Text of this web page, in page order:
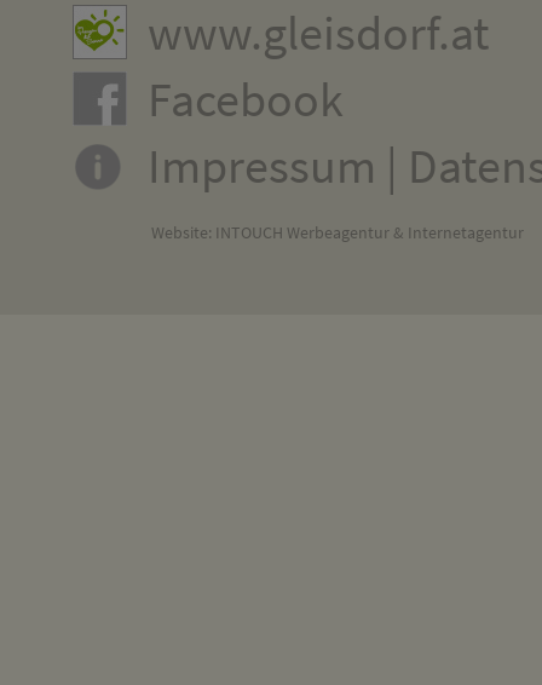
www.gleisdorf.at
Facebook
Impressum |
Website: INTOUCH Werbeagentur & Internetagentur